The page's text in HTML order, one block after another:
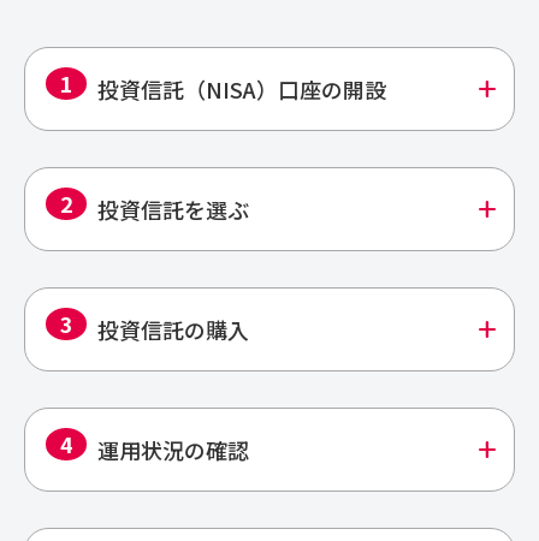
add
1 投資信託（NISA）口座の開設
add
2 投資信託を選ぶ
add
3 投資信託の購入
add
4 運用状況の確認